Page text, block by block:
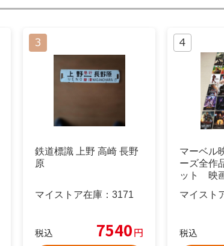
鉄道標識 上野 高崎 長野
原
マイストア在庫： 3171
税込 7540円
マーベル
ーズ全作
ット 映
マイスト
税込